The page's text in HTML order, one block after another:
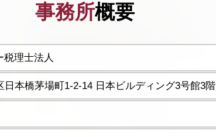
事務所概要
税理士法人
本橋茅場町1-2-14 日本ビルディング3号館3階